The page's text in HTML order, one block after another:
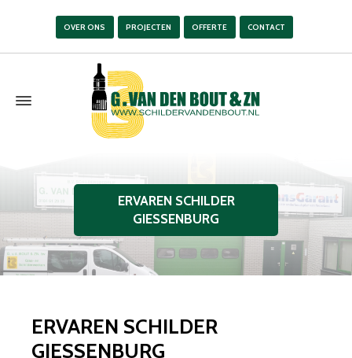
OVER ONS PROJECTEN OFFERTE CONTACT
ERVAREN SCHILDER
GIESSENBURG
ERVAREN SCHILDER
GIESSENBURG